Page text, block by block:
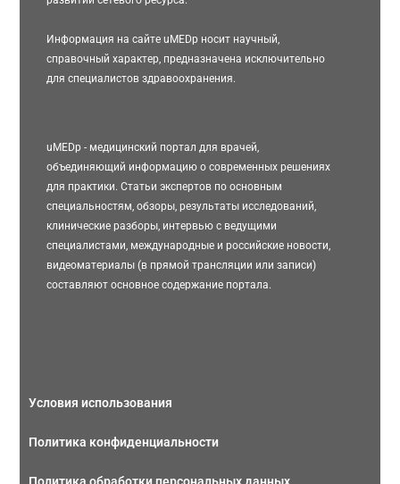
Информация на сайте uMEDp носит научный,
справочный характер, предназначена исключительно
для специалистов здравоохранения.
uMEDp - медицинский портал для врачей,
объединяющий информацию о современных решениях
для практики. Статьи экспертов по основным
специальностям, обзоры, результаты исследований,
клинические разборы, интервью с ведущими
специалистами, международные и российские новости,
видеоматериалы (в прямой трансляции или записи)
составляют основное содержание портала.
Условия использования
Политика конфиденциальности
Политика обработки персональных данных